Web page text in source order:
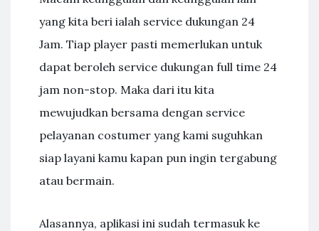
yang kita beri ialah service dukungan 24
Jam. Tiap player pasti memerlukan untuk
dapat beroleh service dukungan full time 24
jam non-stop. Maka dari itu kita
mewujudkan bersama dengan service
pelayanan costumer yang kami suguhkan
siap layani kamu kapan pun ingin tergabung
atau bermain.
Alasannya, aplikasi ini sudah termasuk ke